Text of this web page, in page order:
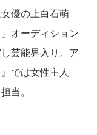
優の上白石萌
オーディション
芸能界入り。ア
では女性主人
当。